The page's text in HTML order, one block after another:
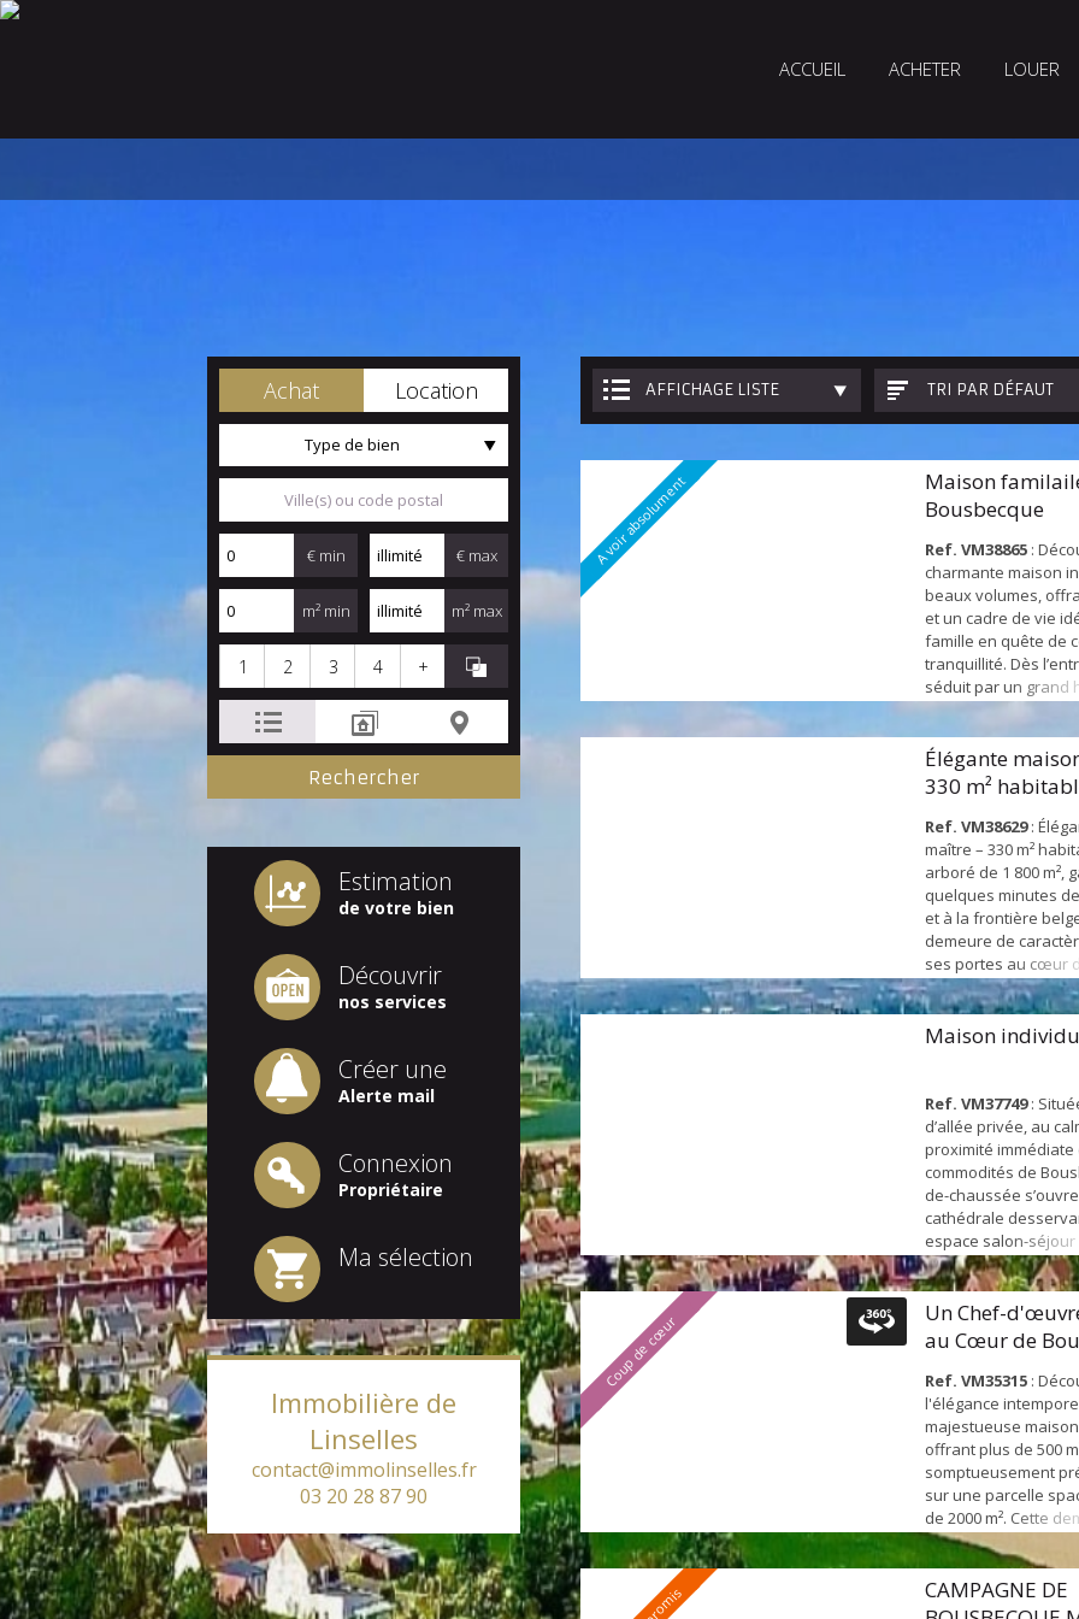
ACCUEIL ACHETER LOUER
Achat Location
Type de bien
€ min € max
m² min m² max
1 2 3 4 +
Estimation
de votre bien
Découvrir
nos services
Créer une
Alerte mail
Connexion
Propriétaire
Ma sélection
Immobilière de
Linselles
contact@immolinselles.fr
03 20 28 87 90
AFFICHAGE LISTE TRI PAR DÉFAUT
A voir absolument
Maison
Bousbecque
Ref. VM38865 :
charmante maison
beaux volumes,
et un cadre de vie
famille en quête de
tranquillité. Dès
séduit par un grand
vers une spacieuse
avec cheminée et
lumière grâce à de
ouvertures, créant
continuité entre
jardi...
Élégante
330 m²
ar...
Ref. VM38629:
maître – 330 m²
arboré de 1 800 m²,
quelques minutes
et à la frontière
demeure de
ses portes au cœur
parc paysager
véritable écrin de
au calme et à
l’intérieur...
Maison
Ref. VM37749:
d’allée privée, au
proximité immédiate
commodités de
de-chaussée
cathédrale
espace salon-séjour
m², baigné de
nombreuses baies
sur le jardin, - Une
de 16 m² ouverte
manger - Un espace
vue sur ...
Coup de cœur
Un Chef-
au Cœur de
Ref. VM35315 :
l'élégance
majestueuse
offrant plus de 500
somptueusement
sur une parcelle
de 2000 m². Cette
exceptionnelle,
chargée d'histoire,
vierge pour de
: une maison
CAMPAGNE DE